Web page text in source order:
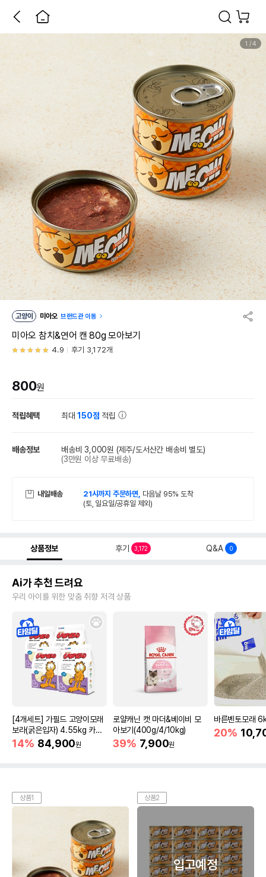
1 /4
고양이 미아오 브랜드관 이동
미아오 참치&연어 캔 80g 모아보기
4.9 후기 3,172개
800원
적립혜택 최대150점 적립
배송정보 배송비 3,000원 (제주/도서산간 배송비 별도)
(3만원 이상 무료배송)
내일배송 21시까지 주문하면, 다음날 95% 도착
(토, 일요일/공휴일 제외)
상품정보 후기 3,172 Q&A 0
Ai가 추천 드려요
우리 아이를 위한 맞춤 취향 저격 상품
[4개세트] 가필드 고양이모래
보라(굵은입자) 4.55kg 카사
바모래
14% 84,900원
로얄캐닌 캣 마더&베이비 모
아보기(400g/4/10kg)
39% 7,900원
바른벤토모래
20%
상품1 상품2
입고예정